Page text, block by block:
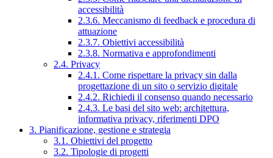
accessibilità
2.3.6. Meccanismo di feedback e procedura di
attuazione
2.3.7. Obiettivi accessibilità
2.3.8. Normativa e approfondimenti
2.4. Privacy
2.4.1. Come rispettare la privacy sin dalla
progettazione di un sito o servizio digitale
2.4.2. Richiedi il consenso quando necessario
2.4.3. Le basi del sito web: architettura,
informativa privacy, riferimenti DPO
3. Pianificazione, gestione e strategia
3.1. Obiettivi del progetto
3.2. Tipologie di progetti